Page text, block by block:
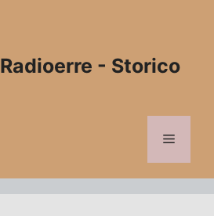
Radioerre - Storico
Menu